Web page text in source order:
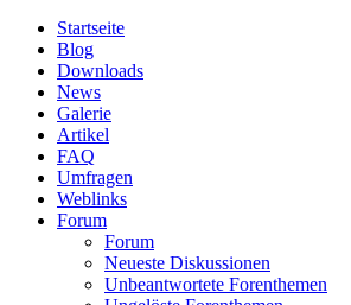
Startseite
Blog
Downloads
News
Galerie
Artikel
FAQ
Umfragen
Weblinks
Forum
Forum
Neueste Diskussionen
Unbeantwortete Forenthemen